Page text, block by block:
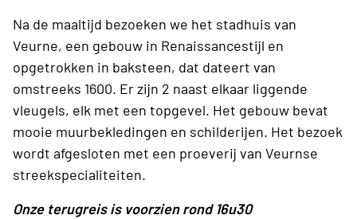
Na de maaltijd bezoeken we het stadhuis van
Veurne, een gebouw in Renaissancestijl en
opgetrokken in baksteen, dat dateert van
omstreeks 1600. Er zijn 2 naast elkaar liggende
vleugels, elk met een topgevel. Het gebouw bevat
mooie muurbekledingen en schilderijen. Het bezoek
wordt afgesloten met een proeverij van Veurnse
streekspecialiteiten.
Onze terugreis is voorzien rond 16u30